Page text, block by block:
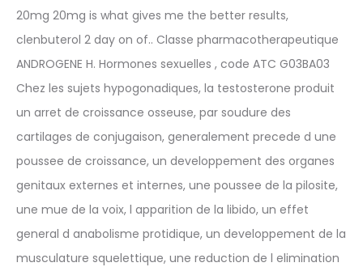
20mg 20mg is what gives me the better results,
clenbuterol 2 day on of.. Classe pharmacotherapeutique
ANDROGENE H. Hormones sexuelles , code ATC G03BA03
Chez les sujets hypogonadiques, la testosterone produit
un arret de croissance osseuse, par soudure des
cartilages de conjugaison, generalement precede d une
poussee de croissance, un developpement des organes
genitaux externes et internes, une poussee de la pilosite,
une mue de la voix, l apparition de la libido, un effet
general d anabolisme protidique, un developpement de la
musculature squelettique, une reduction de l elimination